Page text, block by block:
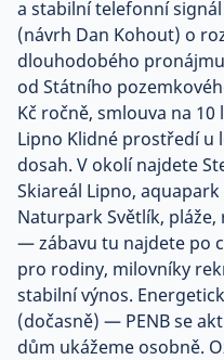
a stabilní telefonní
(návrh Dan Kohout) o
dlouhodobého
od Státního
Kč ročně, smlouva na
Lipno Klidné prostředí u
dosah. V okolí najdete
Skiareál Lipno,
Naturpark Světlík,
— zábavu tu najdete po
pro rodiny, milovníky
stabilní výnos.
(dočasně) — PENB se
dům ukážeme osobně.